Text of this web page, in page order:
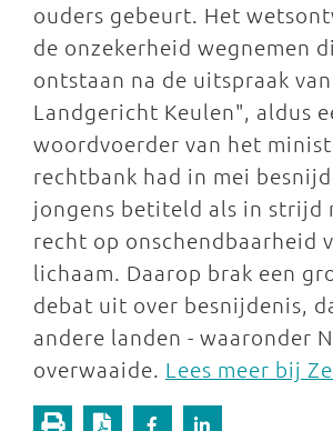
ouders gebeurt. Het
de onzekerheid wegnemen
ontstaan na de uitspraak
Landgericht Keulen", aldus
woordvoerder van het
rechtbank had in mei
jongens betiteld als in strijd
recht op onschendbaarheid
lichaam. Daarop brak een
debat uit over besnijdenis,
andere landen - waaronder
overwaaide. Lees meer bij